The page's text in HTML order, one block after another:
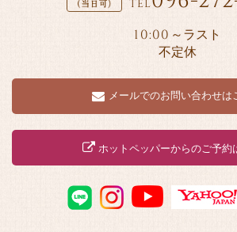
TEL
10:00 ～ラスト
不定休
メールでのお問い合わせは
ホットペッパーからのご予約